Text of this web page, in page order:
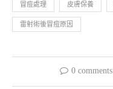
冒痘處理 皮膚保養
雷射術後冒痘原因
0 comments